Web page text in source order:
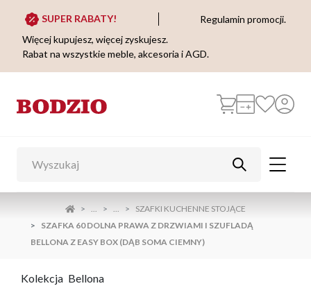
SUPER RABATY!
Regulamin promocji.
Więcej kupujesz, więcej zyskujesz.
Rabat na wszystkie meble, akcesoria i AGD.
... ...
SZAFKI KUCHENNE STOJĄCE
SZAFKA 60 DOLNA PRAWA Z DRZWIAMI I SZUFLADĄ
BELLONA Z EASY BOX (DĄB SOMA CIEMNY)
Kolekcja Bellona